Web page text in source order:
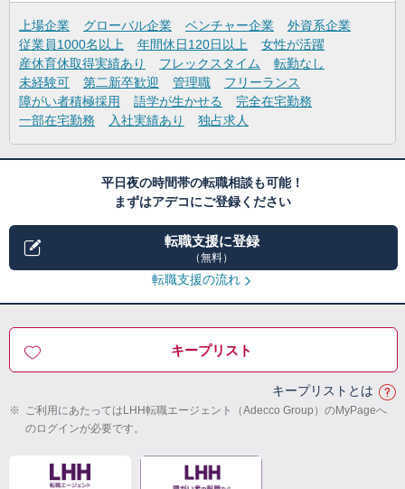
上場企業 グローバル企業 ベンチャー企業
外資系企業
従業員1000名以上
年間休日120日以上
女性が活躍
産休育休取得実績あり
フレックスタイム
転勤なし
未経験可
第二新卒歓迎 管理職
フリーランス
障がい者積極採用
語学が生かせる
完全在宅勤務
一部在宅勤務
入社実績あり 独占求人
平日夜の時間帯の転職相談も可能！
まずはアデコにご登録ください
転職支援に登録
（無料）
転職支援の流れ
キープリスト
キープリストとは
※ ご利用にあたってはLHH転職エージェント（Adecco Group）のMyPageへ
のログインが必要です。